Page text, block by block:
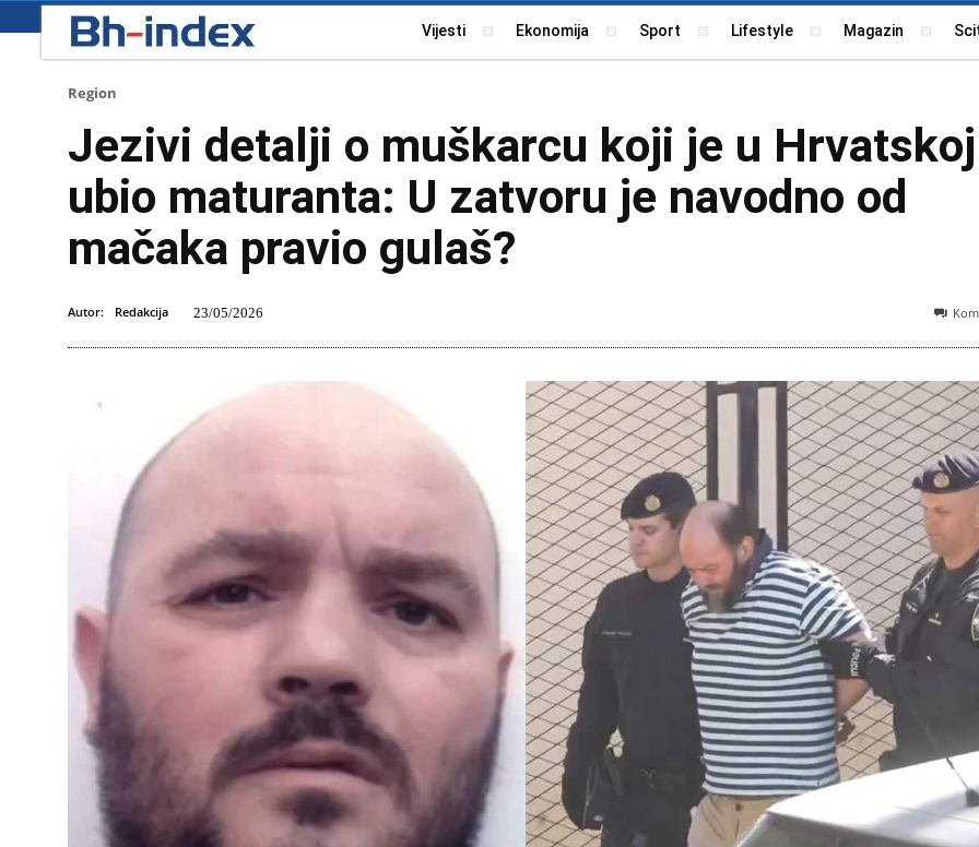
Vijesti Ekonomija Sport Lifestyle Magazin
Region
Jezivi detalji o muškarcu koji je u Hrvatskoj
ubio maturanta: U zatvoru je navodno od
mačaka pravio gulaš?
Autor: Redakcija 23/05/2026